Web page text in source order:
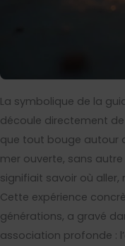
La symbolique de la
découle directement
que tout bouge autour
mer ouverte, sans
signifiait savoir où aller,
Cette expérience
générations, a gravé
association profonde :